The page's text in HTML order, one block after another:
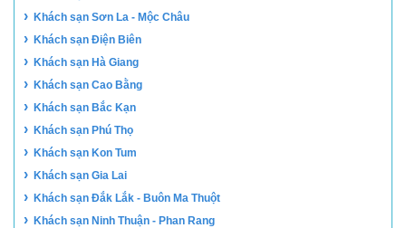
› Khách sạn Sơn La - Mộc Châu
› Khách sạn Điện Biên
› Khách sạn Hà Giang
› Khách sạn Cao Bằng
› Khách sạn Bắc Kạn
› Khách sạn Phú Thọ
› Khách sạn Kon Tum
› Khách sạn Gia Lai
› Khách sạn Đắk Lắk - Buôn Ma Thuột
› Khách sạn Ninh Thuận - Phan Rang